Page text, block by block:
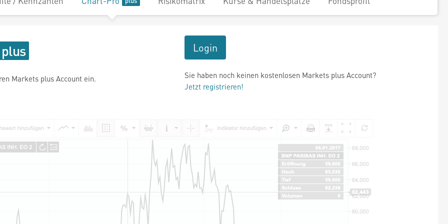
Markets plus Account ein.
Login
Sie haben noch keinen kostenlosen Markets plus Account?
Jetzt registrieren!